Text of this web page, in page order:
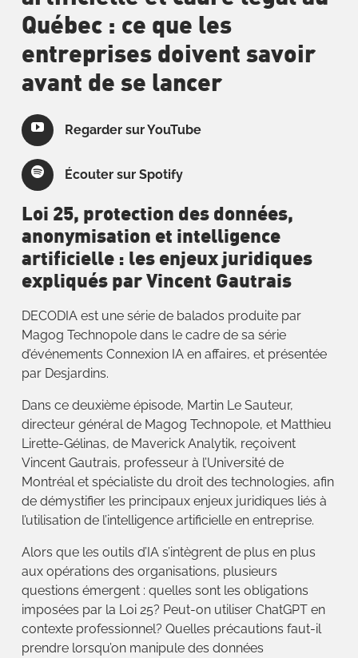
Québec : ce que les
entreprises doivent savoir
avant de se lancer
Regarder sur YouTube
Écouter sur Spotify
Loi 25, protection des données,
anonymisation et intelligence
artificielle : les enjeux juridiques
expliqués par Vincent Gautrais
DECODIA est une série de balados produite par
Magog Technopole dans le cadre de sa série
d’événements Connexion IA en affaires, et présentée
par Desjardins.
Dans ce deuxième épisode, Martin Le Sauteur,
directeur général de Magog Technopole, et Matthieu
Lirette-Gélinas, de Maverick Analytik, reçoivent
Vincent Gautrais, professeur à l’Université de
Montréal et spécialiste du droit des technologies, afin
de démystifier les principaux enjeux juridiques liés à
l’utilisation de l’intelligence artificielle en entreprise.
Alors que les outils d’IA s’intègrent de plus en plus
aux opérations des organisations, plusieurs
questions émergent : quelles sont les obligations
imposées par la Loi 25? Peut-on utiliser ChatGPT en
contexte professionnel? Quelles précautions faut-il
prendre lorsqu’on manipule des données